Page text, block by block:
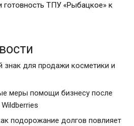
готовность ТПУ «Рыбацкое» к
знак для продажи косметики и
меры помощи бизнесу после
подорожание долгов повлияет